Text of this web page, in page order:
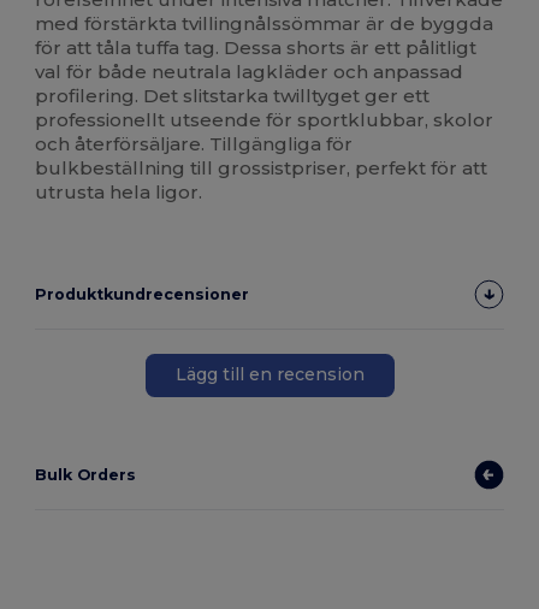
med förstärkta tvillingnålssömmar är de byggda
för att tåla tuffa tag. Dessa shorts är ett pålitligt
val för både neutrala lagkläder och anpassad
profilering. Det slitstarka twilltyget ger ett
professionellt utseende för sportklubbar, skolor
och återförsäljare. Tillgängliga för
bulkbeställning till grossistpriser, perfekt för att
utrusta hela ligor.
Produktkundrecensioner
Lägg till en recension
Bulk Orders